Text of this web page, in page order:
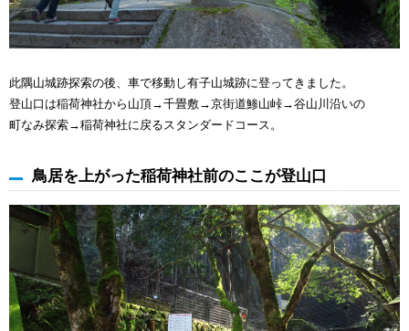
此隅山城跡探索の後、車で移動し有子山城跡に登ってきました。
登山口は稲荷神社から山頂→千畳敷→京街道鯵山峠→谷山川沿いの
町なみ探索→稲荷神社に戻るスタンダードコース。
鳥居を上がった稲荷神社前のここが登山口